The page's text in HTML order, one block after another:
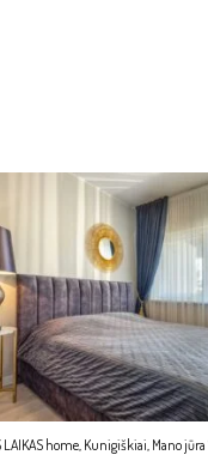
LAIKAS home, Kunigiškiai, Mano jūra